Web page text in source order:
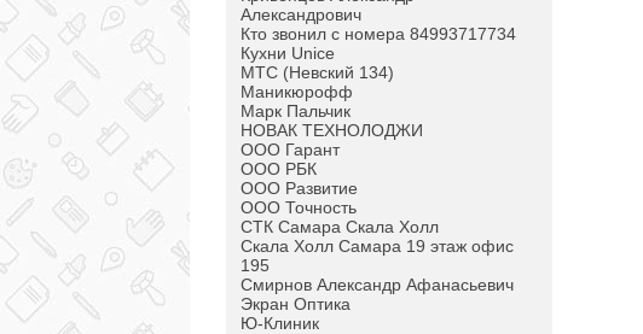
Александрович
Кто звонил с номера 84993717734
Кухни Unice
МТС (Невский 134)
Маникюрофф
Марк Пальчик
НОВАК ТЕХНОЛОДЖИ
ООО Гарант
ООО РБК
ООО Развитие
ООО Точность
СТК Самара Скала Холл
Скала Холл Самара 19 этаж офис
195
Смирнов Александр Афанасьевич
Экран Оптика
Ю-Клиник